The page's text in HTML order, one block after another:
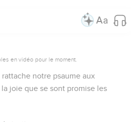
en vidéo pour le moment.
notre psaume aux
joie que se sont promise les